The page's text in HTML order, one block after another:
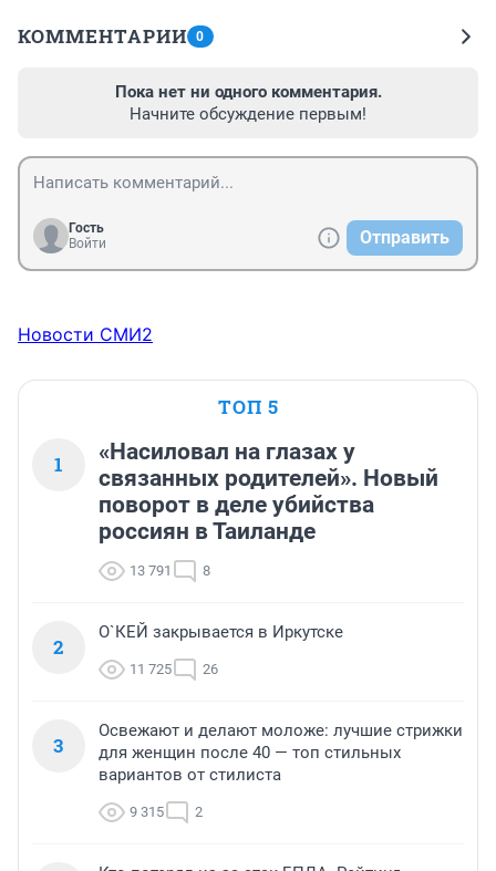
КОММЕНТАРИИ 0
Пока нет ни одного комментария.
Начните обсуждение первым!
Гость
Войти
Отправить
Новости СМИ2
ТОП 5
1
«Насиловал на глазах у
связанных родителей». Новый
поворот в деле убийства
россиян в Таиланде
13 791 8
2
О`КЕЙ закрывается в Иркутске
11 725 26
3
Освежают и делают моложе: лучшие стрижки
для женщин после 40 — топ стильных
вариантов от стилиста
9 315 2